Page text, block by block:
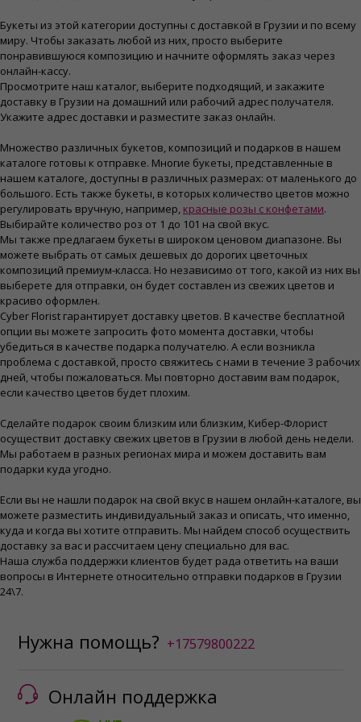
Букеты из этой категории доступны с доставкой в Грузии и по всему
миру. Чтобы заказать любой из них, просто выберите
понравившуюся композицию и начните оформлять заказ через
онлайн-кассу.
Просмотрите наш каталог, выберите подходящий, и закажите
доставку в Грузии на домашний или рабочий адрес получателя.
Укажите адрес доставки и разместите заказ онлайн.
Множество различных букетов, композиций и подарков в нашем
каталоге готовы к отправке. Многие букеты, представленные в
нашем каталоге, доступны в различных размерах: от маленького до
большого. Есть также букеты, в которых количество цветов можно
регулировать вручную, например, красные розы с конфетами.
Выбирайте количество роз от 1 до 101 на свой вкус.
Мы также предлагаем букеты в широком ценовом диапазоне. Вы
можете выбрать от самых дешевых до дорогих цветочных
композиций премиум-класса. Но независимо от того, какой из них вы
выберете для отправки, он будет составлен из свежих цветов и
красиво оформлен.
Cyber Florist гарантирует доставку цветов. В качестве бесплатной
опции вы можете запросить фото момента доставки, чтобы
убедиться в качестве подарка получателю. А если возникла
проблема с доставкой, просто свяжитесь с нами в течение 3 рабочих
дней, чтобы пожаловаться. Мы повторно доставим вам подарок,
если качество цветов будет плохим.
Сделайте подарок своим близким или близким, Кибер-Флорист
осуществит доставку свежих цветов в Грузии в любой день недели.
Мы работаем в разных регионах мира и можем доставить вам
подарки куда угодно.
Если вы не нашли подарок на свой вкус в нашем онлайн-каталоге, вы
можете разместить индивидуальный заказ и описать, что именно,
куда и когда вы хотите отправить. Мы найдем способ осуществить
доставку за вас и рассчитаем цену специально для вас.
Наша служба поддержки клиентов будет рада ответить на ваши
вопросы в Интернете относительно отправки подарков в Грузии
24\7.
Нужна помощь? +17579800222
Онлайн поддержка